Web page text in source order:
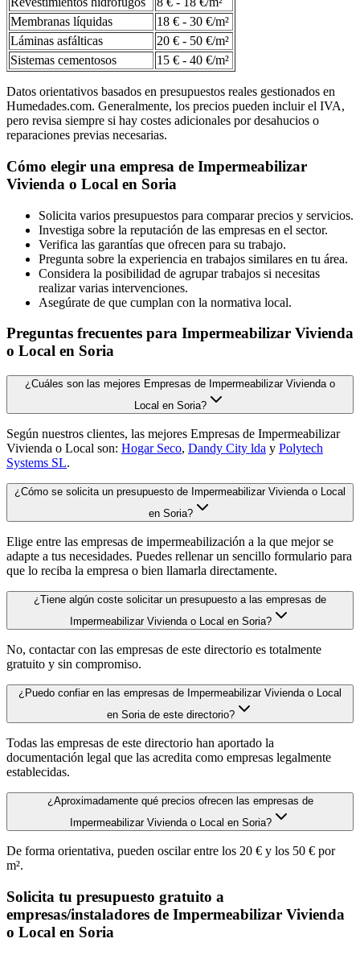
Membranas líquidas
18 € - 30 €/m²
Láminas asfálticas
20 € - 50 €/m²
Sistemas cementosos
15 € - 40 €/m²
Datos orientativos basados en presupuestos reales gestionados en
Humedades.com. Generalmente, los precios pueden incluir el IVA,
pero revisa siempre si hay costes adicionales por desahucios o
reparaciones previas necesarias.
Cómo elegir una empresa de Impermeabilizar
Vivienda o Local en Soria
Solicita varios presupuestos para comparar precios y servicios.
Investiga sobre la reputación de las empresas en el sector.
Verifica las garantías que ofrecen para su trabajo.
Pregunta sobre la experiencia en trabajos similares en tu área.
Considera la posibilidad de agrupar trabajos si necesitas
realizar varias intervenciones.
Asegúrate de que cumplan con la normativa local.
Preguntas frecuentes para Impermeabilizar Vivienda
o Local en Soria
¿Cuáles son las mejores Empresas de Impermeabilizar Vivienda o
Local en Soria?
Según nuestros clientes, las mejores Empresas de Impermeabilizar
Vivienda o Local son: Hogar Seco, Dandy City lda y Polytech
Systems SL.
¿Cómo se solicita un presupuesto de Impermeabilizar Vivienda o Local
en Soria?
Elige entre las empresas de impermeabilización a la que mejor se
adapte a tus necesidades. Puedes rellenar un sencillo formulario para
que lo reciba la empresa o bien llamarla directamente.
¿Tiene algún coste solicitar un presupuesto a las empresas de
Impermeabilizar Vivienda o Local en Soria?
No, contactar con las empresas de este directorio es totalmente
gratuito y sin compromiso.
¿Puedo confiar en las empresas de Impermeabilizar Vivienda o Local
en Soria de este directorio?
Todas las empresas de este directorio han aportado la
documentación legal que las acredita como empresas legalmente
establecidas.
¿Aproximadamente qué precios ofrecen las empresas de
Impermeabilizar Vivienda o Local en Soria?
De forma orientativa, pueden oscilar entre los 20 € y los 50 € por
m².
Solicita tu presupuesto gratuito a
empresas/instaladores de Impermeabilizar Vivienda
o Local en Soria